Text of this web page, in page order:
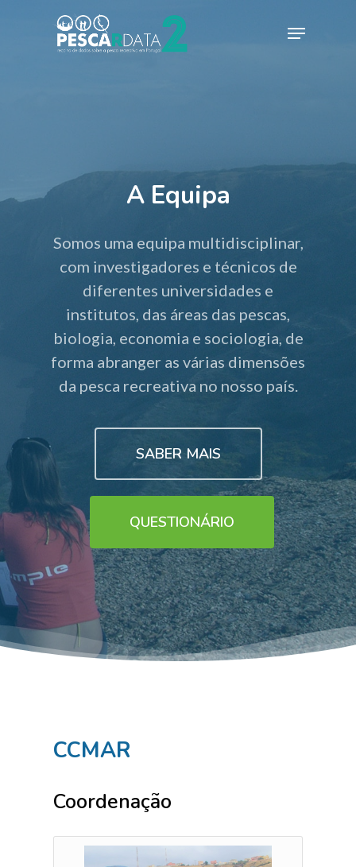
A Equipa
Somos uma equipa multidisciplinar,
com investigadores e técnicos de
diferentes universidades e
institutos, das áreas das pescas,
biologia, economia e sociologia, de
forma abranger as várias dimensões
da pesca recreativa no nosso país.
SABER MAIS
QUESTIONÁRIO
CCMAR
Coordenação